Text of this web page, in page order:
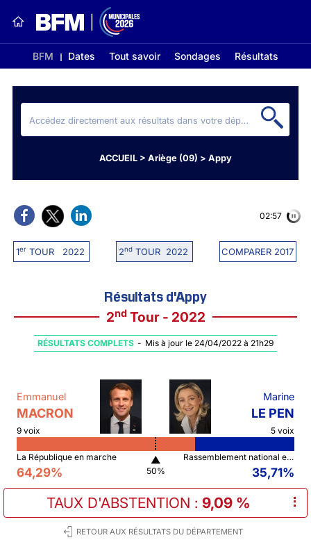
BFM Dates Tout savoir Sondages Résultats
ACCUEIL> Ariège (09) > Appy
1erTOUR 2022 2ndTOUR 2022 COMPARER 2017
02:56
Résultats d'Appy
2ndTour - 2022
RÉSULTATS COMPLETS - Mis à jour le 24/04/2022 à 21h29
Emmanuel
MACRON
9 voix
Marine
LE PEN
5 voix
La République en marche
64,29%
▲
50%
Rassemblement national et ses alliés
35,71%
TAUX D'ABSTENTION : 9,09 % ⠇
RETOUR AUX RÉSULTATS DU DÉPARTEMENT